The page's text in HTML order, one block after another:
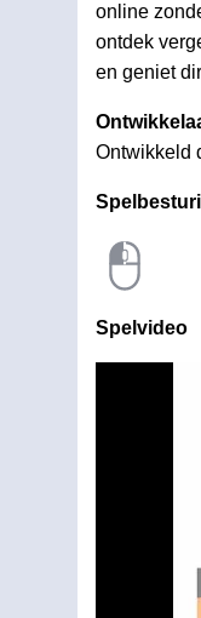
online
ontdek
en geniet
Ontwikkeld
Spelvideo